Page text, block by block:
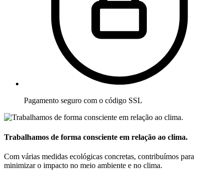
Pagamento seguro com o código SSL
Trabalhamos de forma consciente em relação ao clima.
Com várias medidas ecológicas concretas, contribuímos para
minimizar o impacto no meio ambiente e no clima.